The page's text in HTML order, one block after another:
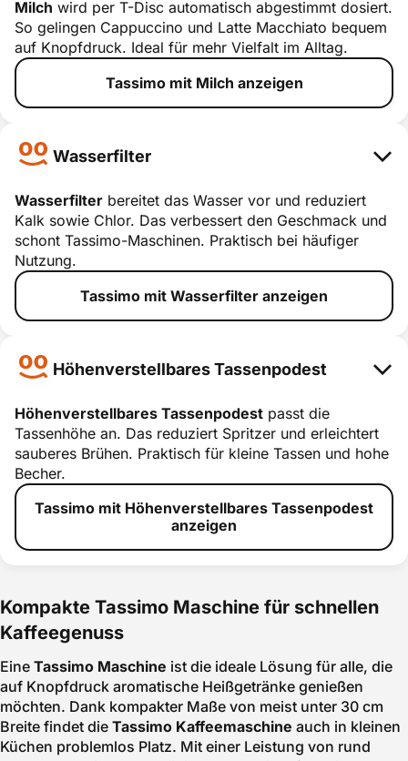
Milch
Milch wird per T-Disc automatisch abgestimmt dosiert.
So gelingen Cappuccino und Latte Macchiato bequem
auf Knopfdruck. Ideal für mehr Vielfalt im Alltag.
Tassimo mit Milch anzeigen
Wasserfilter
Wasserfilter
smart erklärt
Wasserfilter bereitet das Wasser vor und reduziert
Kalk sowie Chlor. Das verbessert den Geschmack und
schont Tassimo-Maschinen. Praktisch bei häufiger
Nutzung.
Tassimo mit Wasserfilter anzeigen
Höhenverstellbares Tassenpodest
Höhenverstellb
ares
Tassenpodest
smart erklärt
Höhenverstellbares Tassenpodest passt die
Tassenhöhe an. Das reduziert Spritzer und erleichtert
sauberes Brühen. Praktisch für kleine Tassen und hohe
Becher.
Tassimo mit Höhenverstellbares Tassenpodest
anzeigen
Kompakte Tassimo Maschine für schnellen
Kaffeegenuss
Eine Tassimo Maschine ist die ideale Lösung für alle, die
auf Knopfdruck aromatische Heißgetränke genießen
möchten. Dank kompakter Maße von meist unter 30 cm
Breite findet die Tassimo Kaffeemaschine auch in kleinen
Küchen problemlos Platz. Mit einer Leistung von rund